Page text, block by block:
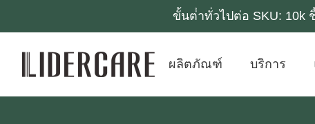
ขั้นต่ําทั่วไปต่อ SKU: 10k
ผลิตภัณฑ์ บริการ